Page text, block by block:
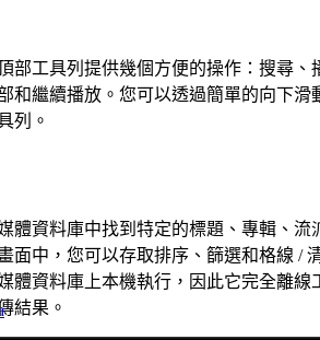
部工具列提供幾個方便的操作：搜尋、
和繼續播放。您可以透過簡單的向下滑
列。
體資料庫中找到特定的標題、專輯、流
面中，您可以存取排序、篩選和格線 /
體資料庫上本機執行，因此它完全離線
結果。